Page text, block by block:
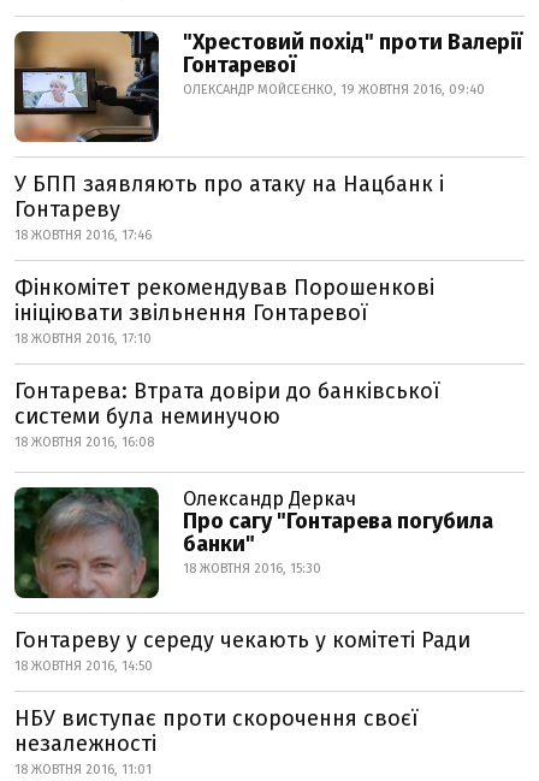
"Хрестовий похід" проти Валерії
Гонтаревої
ОЛЕКСАНДР МОЙСЕЄНКО, 19 ЖОВТНЯ 2016, 09:40
У БПП заявляють про атаку на Нацбанк і
Гонтареву
18 ЖОВТНЯ 2016, 17:46
Фінкомітет рекомендував Порошенкові
ініціювати звільнення Гонтаревої
18 ЖОВТНЯ 2016, 17:10
Гонтарева: Втрата довіри до банківської
системи була неминучою
18 ЖОВТНЯ 2016, 16:08
Олександр Деркач
Про сагу "Гонтарева погубила
банки"
18 ЖОВТНЯ 2016, 15:30
Гонтареву у середу чекають у комітеті Ради
18 ЖОВТНЯ 2016, 14:50
НБУ виступає проти скорочення своєї
незалежності
18 ЖОВТНЯ 2016, 11:01